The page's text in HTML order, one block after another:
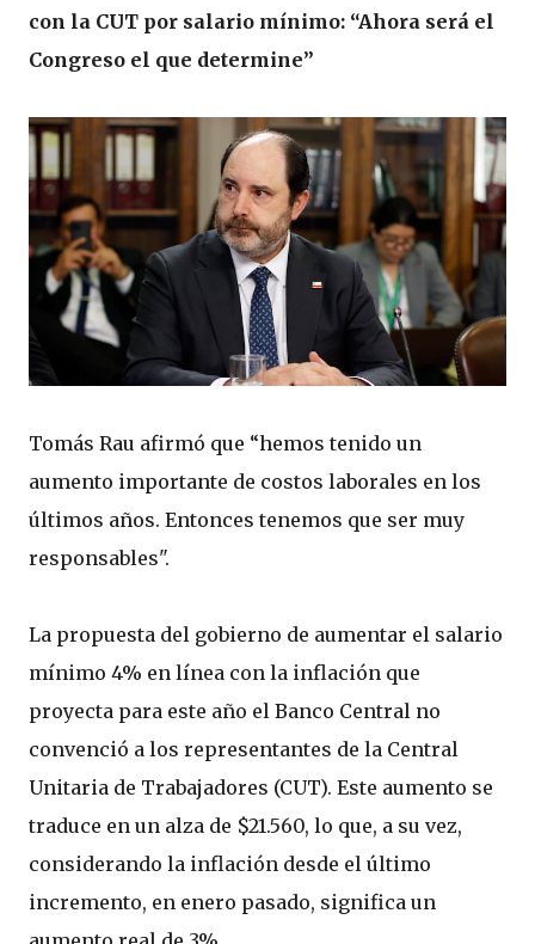
con la CUT por salario mínimo: “Ahora será el
Congreso el que determine”
Tomás Rau afirmó que “hemos tenido un
aumento importante de costos laborales en los
últimos años. Entonces tenemos que ser muy
responsables".
La propuesta del gobierno de aumentar el salario
mínimo 4% en línea con la inflación que
proyecta para este año el Banco Central no
convenció a los representantes de la Central
Unitaria de Trabajadores (CUT). Este aumento se
traduce en un alza de $21.560, lo que, a su vez,
considerando la inflación desde el último
incremento, en enero pasado, significa un